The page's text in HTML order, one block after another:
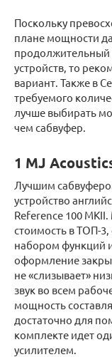
Поскольку
плане мощности
продолжительный
устройств, то
вариант. Также в
требуемого
лучше выбирать
чем сабвуфер.
1 MJ
Лучшим
устройство
Reference 100
стоимость в ТОП-3,
набором функций
оформление
не «слизывает»
звук во всем
мощность
достаточно для
комплекте идет
усилителем.